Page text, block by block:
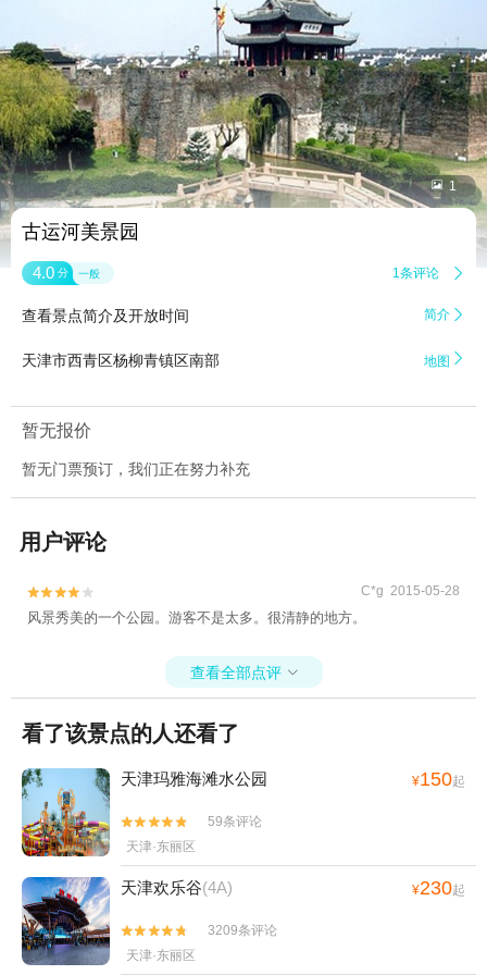
 1
古运河美景园
4.0 分 一般 1条评论 
查看景点简介及开放时间 简介 
天津市西青区杨柳青镇区南部 地图 
暂无报价
暂无门票预订，我们正在努力补充
用户评论

 C*g 2015-05-28
风景秀美的一个公园。游客不是太多。很清静的地方。
查看全部点评 
看了该景点的人还看了
天津玛雅海滩水公园 ¥150起


59条评论
天津·东丽区
天津欢乐谷(4A) ¥230起


3209条评论
天津·东丽区